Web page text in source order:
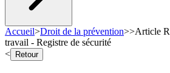
Accueil>Droit de la prévention>>Article
travail - Registre de sécurité
<
Retour